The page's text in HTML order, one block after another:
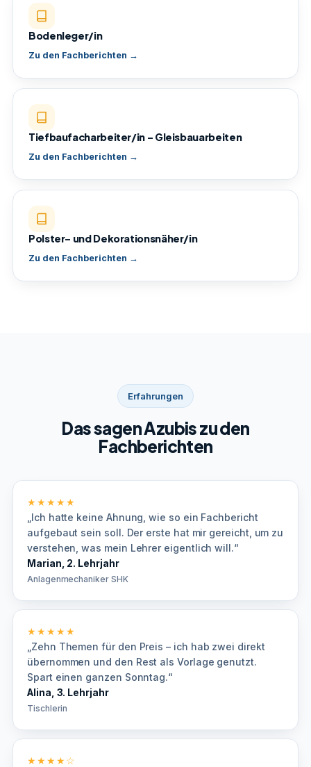
Bodenleger/in
Zu den Fachberichten →
Tiefbaufacharbeiter/in – Gleisbauarbeiten
Zu den Fachberichten →
Polster- und Dekorationsnäher/in
Zu den Fachberichten →
Erfahrungen
Das sagen Azubis zu den
Fachberichten
★★★★★
„Ich hatte keine Ahnung, wie so ein Fachbericht
aufgebaut sein soll. Der erste hat mir gereicht, um zu
verstehen, was mein Lehrer eigentlich will.“
Marian, 2. Lehrjahr
Anlagenmechaniker SHK
★★★★★
„Zehn Themen für den Preis – ich hab zwei direkt
übernommen und den Rest als Vorlage genutzt.
Spart einen ganzen Sonntag.“
Alina, 3. Lehrjahr
Tischlerin
★★★★☆